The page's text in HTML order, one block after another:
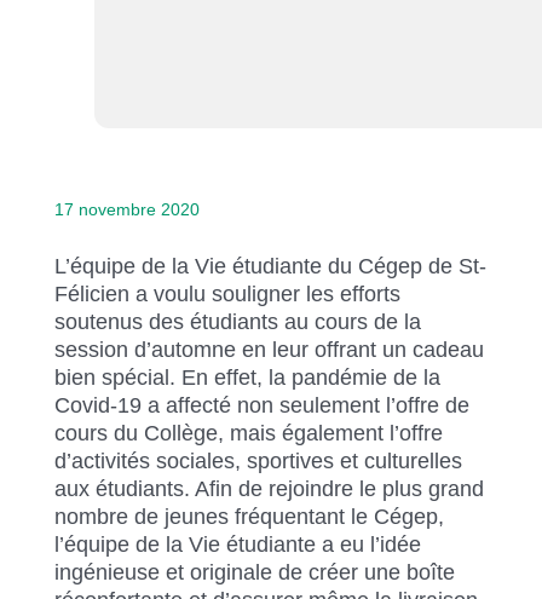
17 novembre 2020
L’équipe de la Vie étudiante du Cégep de St-
Félicien a voulu souligner les efforts
soutenus des étudiants au cours de la
session d’automne en leur offrant un cadeau
bien spécial. En effet, la pandémie de la
Covid-19 a affecté non seulement l’offre de
cours du Collège, mais également l’offre
d’activités sociales, sportives et culturelles
aux étudiants. Afin de rejoindre le plus grand
nombre de jeunes fréquentant le Cégep,
l’équipe de la Vie étudiante a eu l’idée
ingénieuse et originale de créer une boîte